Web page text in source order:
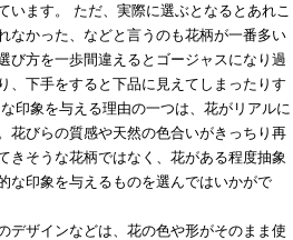
います。 ただ、実際に選ぶとなるとあれこ
なかった、などと言うのも花柄が一番多い
び方を一歩間違えるとゴージャスになり過
、下手をすると下品に見えてしまったりす
印象を与える理由の一つは、花がリアルに
花びらの質感や天然の色合いがきっちり再
きそうな花柄ではなく、花がある程度抽象
な印象を与えるものを選んではいかがで
デザインなどは、花の色や形がそのまま使